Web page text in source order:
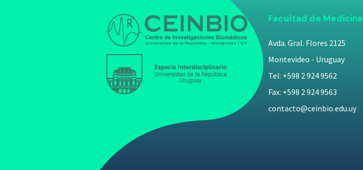
Facultad de Medicina
Avda. Gral. Flores 2125
Montevideo - Uruguay
Tel: +598 2 924 9562
Fax: +598 2 924 9563
contacto@ceinbio.edu.uy